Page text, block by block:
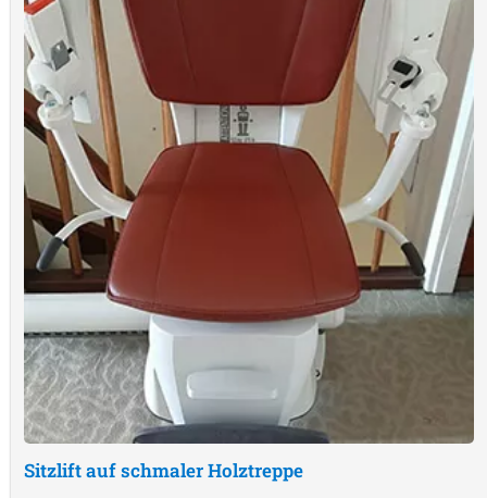
Sitzlift auf schmaler Holztreppe